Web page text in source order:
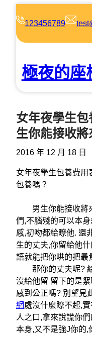
123456789
極夜的座
女年夜學生
生你能接收將
2016 年 12 月 18 日
女年夜學生包養费用
包養嗎？
男生你能接收將來
們,不腦殘的可以本
感,初吻都給瞭他. 還
生的丈夫,你留給他
語就能把你哄的把最
那你的丈夫呢? 給
沒給他留 留下的是
感到公正嗎? 別望見
網處沒什麼瞭不起,
人之口,拿來說謊你
本身,又不是強J你的,